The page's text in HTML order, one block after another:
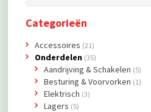
Categorieën
Accessoires (21)
Onderdelen (35)
Aandrijving & Schakelen (5)
Besturing & Voorvorken (1)
Elektrisch (3)
Lagers (5)